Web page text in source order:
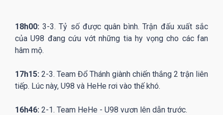
18h00:3-3. Tỷ số được quân bình. Trận đấu xuất sắc
của U98 đang cứu vớt những tia hy vọng cho các fan
hâm mộ.
17h15: 2-3. Team Đổ Thánh giành chiến thắng 2 trận liên
tiếp. Lúc này, U98 và HeHe rơi vào thế khó.
16h46: 2-1. Team HeHe - U98 vươn lên dẫn trước.